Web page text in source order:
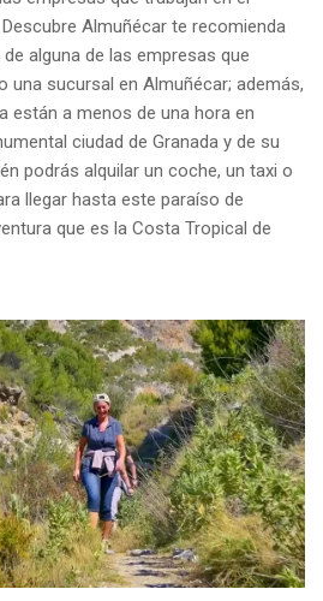
Almuñécar te recomienda
alguna de las empresas que
una sucursal en Almuñécar; además,
están a menos de una hora en
ciudad de Granada y de su
podrás alquilar un coche, un taxi o
llegar hasta este paraíso de
que es la Costa Tropical de